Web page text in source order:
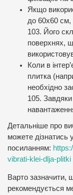
Якщо
до 60х60 см,
103. Його
поверхнях,
Коли в
плитка
необхідно
105. Завдяки
Детальніше про
можете дізнатись
посиланням:
vibrati-klei-dlja-plitki
Варто зазначити,
рекомендується